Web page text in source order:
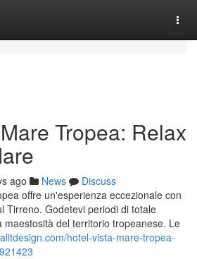
Tropea: Relax
ago News
Discuss
offre un'esperienza eccezionale con
Tirreno. Godetevi periodi di totale
maestosità del territorio tropeanese. Le
hotel-vista-mare-tropea-